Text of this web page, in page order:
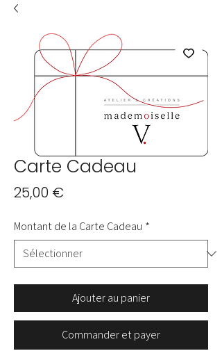
Carte Cadeau
25,00 €Prix
Montant de la Carte Cadeau *
Ajouter au panier
Commander et payer